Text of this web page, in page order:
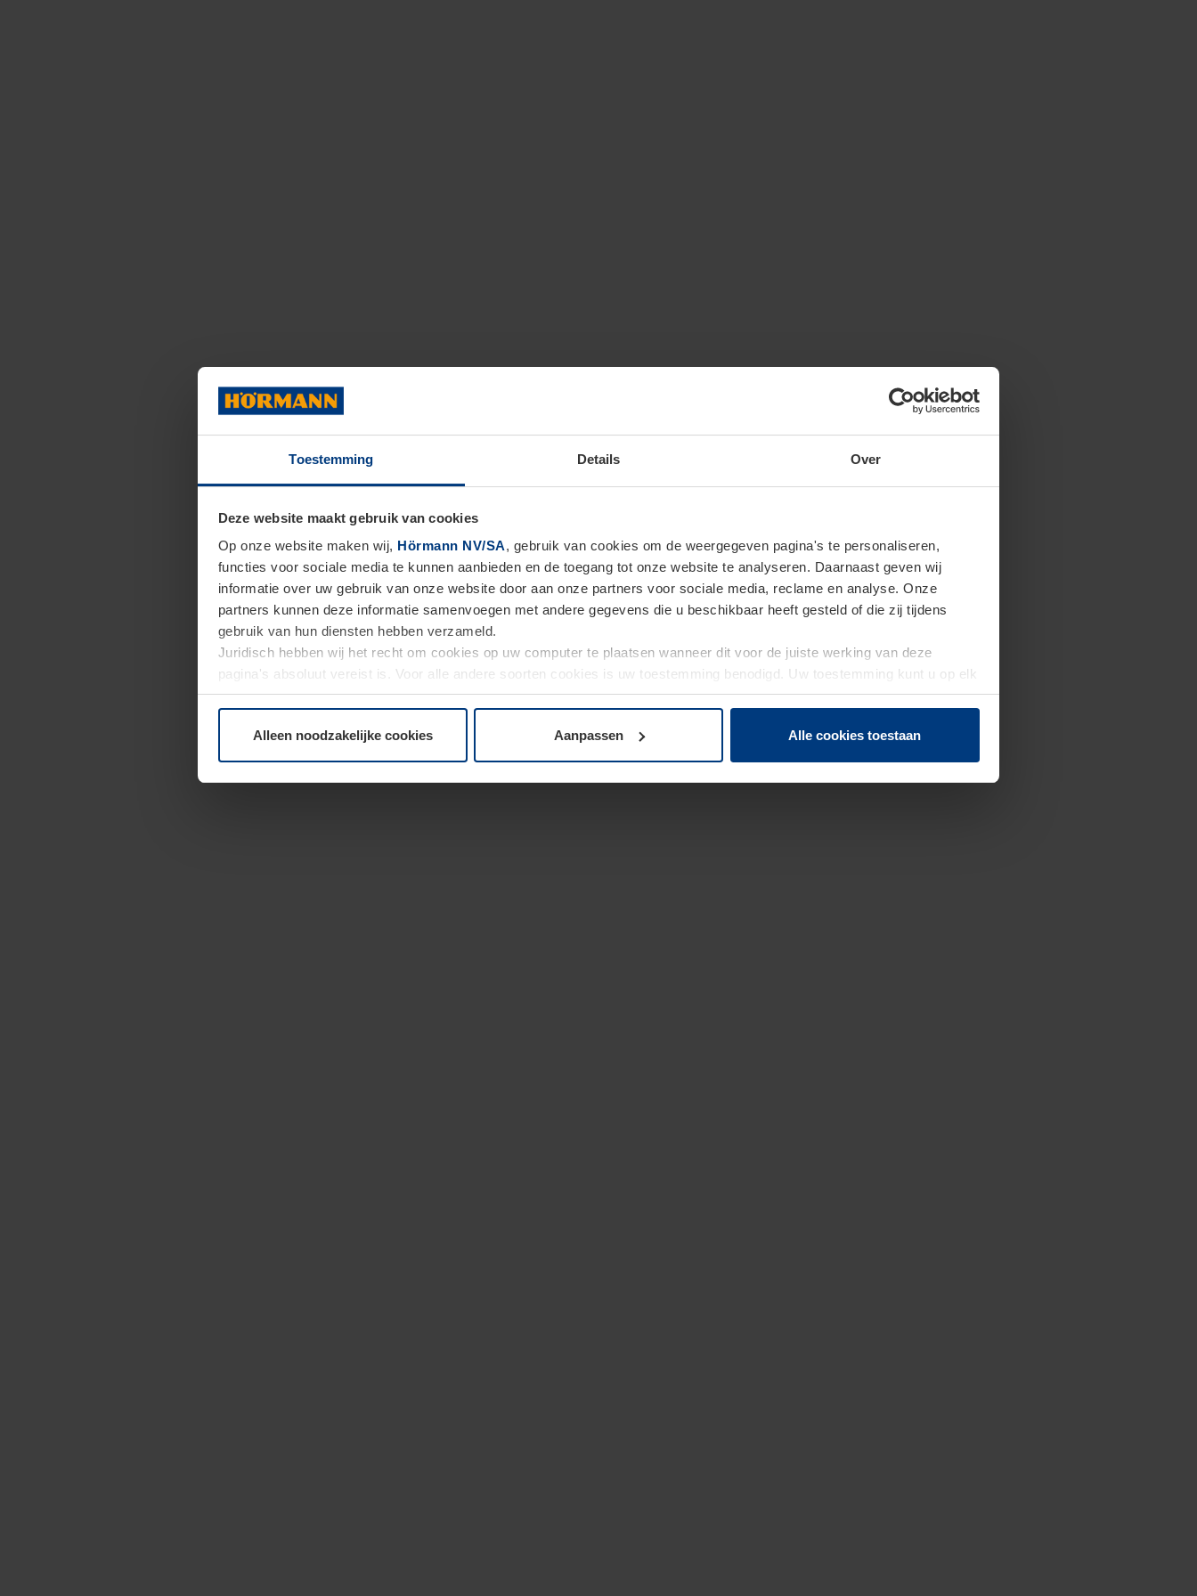
Toestemming Details Over
Deze website maakt gebruik van cookies
Op onze website maken wij, Hörmann NV/SA, gebruik van cookies om de weergegeven pagina's te personaliseren,
functies voor sociale media te kunnen aanbieden en de toegang tot onze website te analyseren. Daarnaast geven wij
informatie over uw gebruik van onze website door aan onze partners voor sociale media, reclame en analyse. Onze
partners kunnen deze informatie samenvoegen met andere gegevens die u beschikbaar heeft gesteld of die zij tijdens
gebruik van hun diensten hebben verzameld.
Juridisch hebben wij het recht om cookies op uw computer te plaatsen wanneer dit voor de juiste werking van deze
pagina's absoluut vereist is. Voor alle andere soorten cookies is uw toestemming benodigd. Uw toestemming kunt u op elk
moment bij de uitleg van de cookies op paginaPrivacyverklaringop onze website wijzigen of herroepen.
Alleen noodzakelijke cookies Aanpassen Alle cookies toestaan